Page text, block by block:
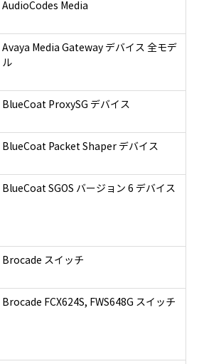
AudioCodes Media
Avaya Media Gateway デバイス 全モデ
ル
BlueCoat ProxySG デバイス
BlueCoat Packet Shaper デバイス
BlueCoat SGOS バージョン 6 デバイス
Brocade スイッチ
Brocade FCX624S, FWS648G スイッチ